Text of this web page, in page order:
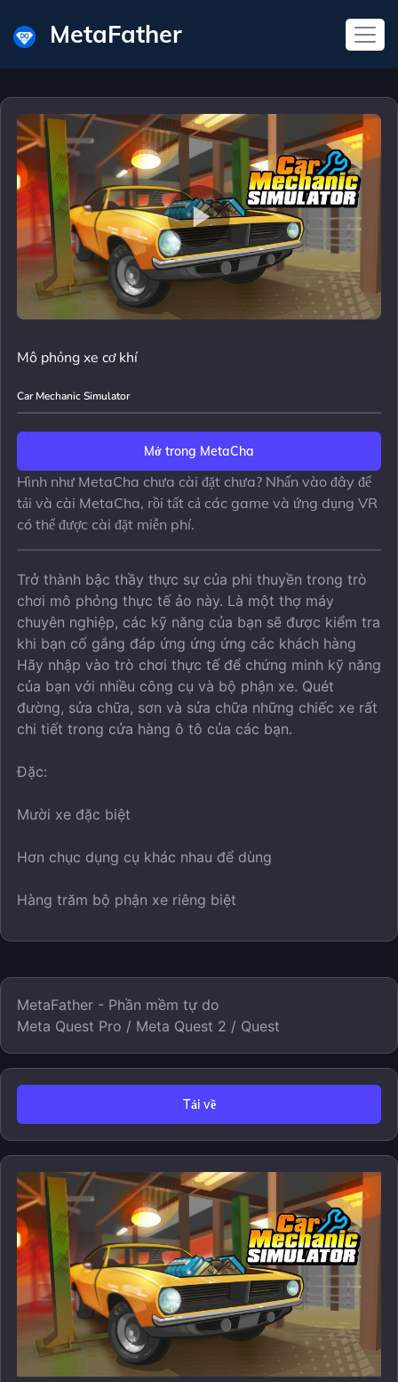
MetaFather
Mô phỏng xe cơ khí
Car Mechanic Simulator
Mở trong MetaCha
Hình như MetaCha chưa cài đặt chưa? Nhấn vào đây để
tải và cài MetaCha, rồi tất cả các game và ứng dụng VR
có thể được cài đặt miễn phí.
Trở thành bậc thầy thực sự của phi thuyền trong trò
chơi mô phỏng thực tế ảo này. Là một thợ máy
chuyên nghiệp, các kỹ năng của bạn sẽ được kiểm tra
khi bạn cố gắng đáp ứng ứng ứng các khách hàng
Hãy nhập vào trò chơi thực tế để chứng minh kỹ năng
của bạn với nhiều công cụ và bộ phận xe. Quét
đường, sửa chữa, sơn và sửa chữa những chiếc xe rất
chi tiết trong cửa hàng ô tô của các bạn.
Đặc:
Mười xe đặc biệt
Hơn chục dụng cụ khác nhau để dùng
Hàng trăm bộ phận xe riêng biệt
MetaFather - Phần mềm tự do
Meta Quest Pro / Meta Quest 2 / Quest
Tải về